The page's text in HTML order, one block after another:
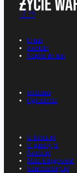
O nas
Kontakt
Napisz do nas
Reklama
Ogłoszenia
E-kiosk.pl
E-gazety.pl
Nexto.pl
Mała księgowość
Kancelarierp.pl